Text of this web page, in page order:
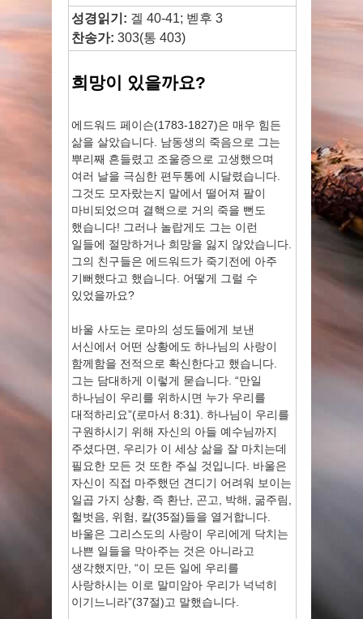
성경읽기: 겔 40-41; 벧후 3
찬송가: 303(통 403)
희망이 있을까요?
에드워드 페이슨(1783-1827)은 매우 힘든
삶을 살았습니다. 남동생의 죽음으로 그는
뿌리째 흔들렸고 조울증으로 고생했으며
여러 날을 극심한 편두통에 시달렸습니다.
그것도 모자랐는지 말에서 떨어져 팔이
마비되었으며 결핵으로 거의 죽을 뻔도
했습니다! 그러나 놀랍게도 그는 이런
일들에 절망하거나 희망을 잃지 않았습니다.
그의 친구들은 에드워드가 죽기전에 아주
기뻐했다고 했습니다. 어떻게 그럴 수
있었을까요?
바울 사도는 로마의 성도들에게 보낸
서신에서 어떤 상황에도 하나님의 사랑이
함께함을 전적으로 확신한다고 했습니다.
그는 담대하게 이렇게 묻습니다. “만일
하나님이 우리를 위하시면 누가 우리를
대적하리요”(로마서 8:31). 하나님이 우리를
구원하시기 위해 자신의 아들 예수님까지
주셨다면, 우리가 이 세상 삶을 잘 마치는데
필요한 모든 것 또한 주실 것입니다. 바울은
자신이 직접 마주했던 견디기 어려워 보이는
일곱 가지 상황, 즉 환난, 곤고, 박해, 굶주림,
헐벗음, 위험, 칼(35절)들을 열거합니다.
바울은 그리스도의 사랑이 우리에게 닥치는
나쁜 일들을 막아주는 것은 아니라고
생각했지만, “이 모든 일에 우리를
사랑하시는 이로 말미암아 우리가 넉넉히
이기느니라”(37절)고 말했습니다.